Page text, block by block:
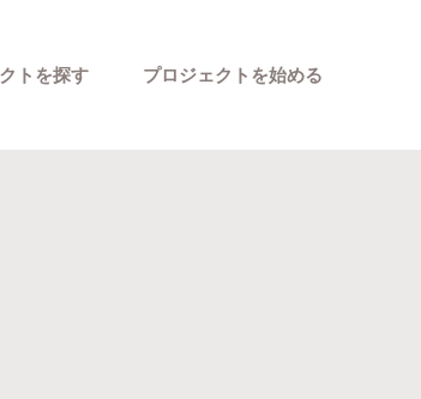
トを探す プロジェクトを始める